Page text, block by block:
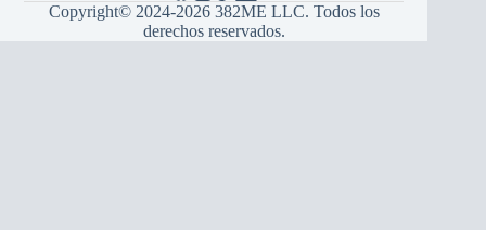
Copyright© 2024-2026 382ME LLC. Todos los
derechos reservados.